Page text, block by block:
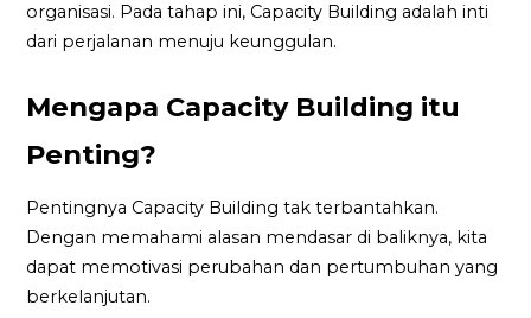
organisasi. Pada tahap ini, Capacity Building adalah inti
dari perjalanan menuju keunggulan.
Mengapa Capacity Building itu
Penting?
Pentingnya Capacity Building tak terbantahkan.
Dengan memahami alasan mendasar di baliknya, kita
dapat memotivasi perubahan dan pertumbuhan yang
berkelanjutan.